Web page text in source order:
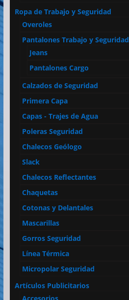
Ropa de Trabajo y Seguridad
Overoles
Pantalones Trabajo y Seguridad
Jeans
Pantalones Cargo
Calzados de Seguridad
Primera Capa
Capas - Trajes de Agua
Poleras Seguridad
Chalecos Geólogo
Slack
Chalecos Reflectantes
Chaquetas
Cotonas y Delantales
Mascarillas
Gorros Seguridad
Línea Térmica
Micropolar Seguridad
Artículos Publicitarios